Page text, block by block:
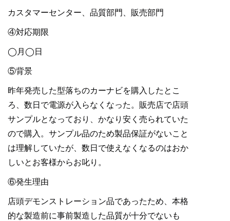
カスタマーセンター、品質部門、販売部門
④対応期限
◯月◯日
⑤背景
昨年発売した型落ちのカーナビを購入したとこ
ろ、数日で電源が入らなくなった。販売店で店頭
サンプルとなっており、かなり安く売られていた
ので購入。サンプル品のため製品保証がないこと
は理解していたが、数日で使えなくなるのはおか
しいとお客様からお叱り。
⑥発生理由
店頭デモンストレーション品であったため、本格
的な製造前に事前製造した品質が十分でないも